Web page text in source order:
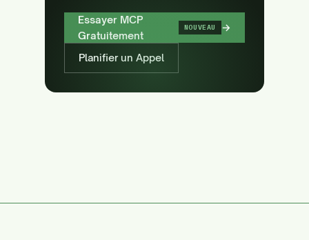
Essayer MCP
Gratuitement
NOUVEAU →
Planifier un Appel